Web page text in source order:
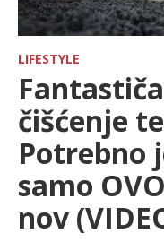
SHOWBIZ
HRONIKA
FARMERI
TV
SPORT
LIFESTYLE
LIFESTYLE
čišćenje
Potrebno
samo
nov